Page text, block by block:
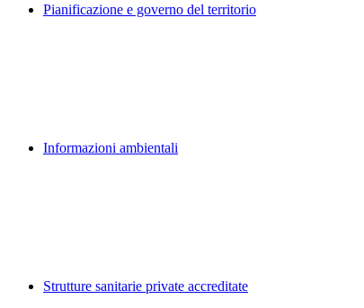
Pianificazione e governo del territorio
Informazioni ambientali
Strutture sanitarie private accreditate